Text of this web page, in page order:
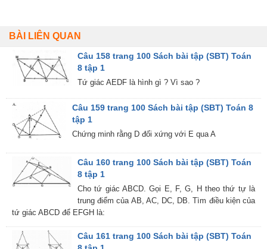
BÀI LIÊN QUAN
Câu 158 trang 100 Sách bài tập (SBT) Toán
8 tập 1
Tứ giác AEDF là hình gì ? Vì sao ?
Câu 159 trang 100 Sách bài tập (SBT) Toán 8
tập 1
Chứng minh rằng D đối xứng với E qua A
Câu 160 trang 100 Sách bài tập (SBT) Toán
8 tập 1
Cho tứ giác ABCD. Gọi E, F, G, H theo thứ tự là
trung điểm của AB, AC, DC, DB. Tìm điều kiện của
tứ giác ABCD để EFGH là:
Câu 161 trang 100 Sách bài tập (SBT) Toán